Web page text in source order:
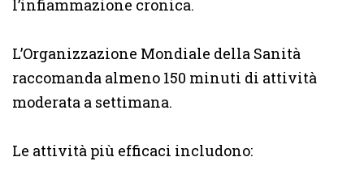
l’infiammazione cronica.
L’Organizzazione Mondiale della Sanità
raccomanda almeno 150 minuti di attività
moderata a settimana.
Le attività più efficaci includono: